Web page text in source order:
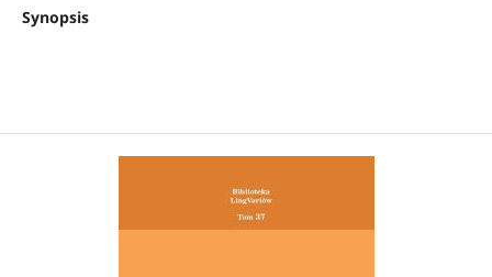
Synopsis